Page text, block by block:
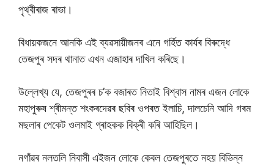
পৃথ্বীৰাজ ৰাভা।
বিধায়কজনে আনকি এই ব্যৱসায়ীজনৰ এনে গৰ্হিত কাৰ্যৰ বিৰুদ্ধে
তেজপুৰ সদৰ থানাত এখন এজাহাৰ দাখিল কৰিছে।
উল্লেখ্য যে, তেজপুৰৰ চ’ক বজাৰত নিতাই বিশ্বাস নামৰ এজন লোকে
মহাপুৰুষ শ্ৰীমন্ত শংকৰদেৱৰ ছবিৰ ওপৰত ইলাচি, দালচেনি আদি গৰম
মছলাৰ পেকেট ওলমাই গ্ৰাহকক বিক্ৰী কৰি আহিছিল।
নগাঁৱৰ নলতলি নিবাসী এইজন লোকে কেবল তেজপুৰতে নহয় বিভিন্ন